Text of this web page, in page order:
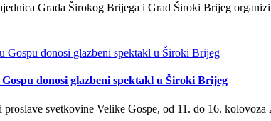
Grada Širokog Brijega i Grad Široki Brijeg
donosi glazbeni spektakl u Široki Brijeg
svetkovine Velike Gospe, od 11. do 16. kolovoza